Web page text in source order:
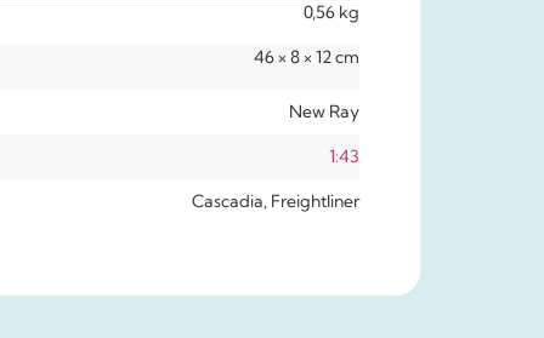
0,56 kg
46 × 8 × 12 cm
New Ray
1:43
Cascadia, Freightliner